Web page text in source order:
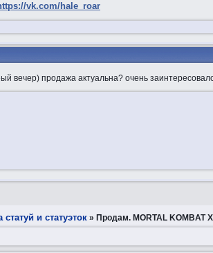
vk.com/hale_roar
вечер) продажа актуальна? очень
и статуэток »Прoдам. MORTAL KOMBAT